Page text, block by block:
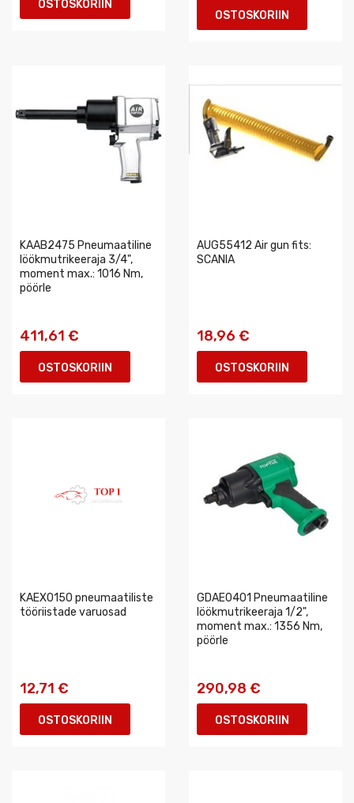
OSTOSKORIIN
OSTOSKORIIN
KAAB2475 Pneumaatiline
löökmutrikeeraja 3/4",
moment max.: 1016 Nm,
pöörle
411,61 €
OSTOSKORIIN
AUG55412 Air gun fits:
SCANIA
18,96 €
OSTOSKORIIN
KAEX0150 pneumaatiliste
tööriistade varuosad
12,71 €
OSTOSKORIIN
GDAE0401 Pneumaatiline
löökmutrikeeraja 1/2",
moment max.: 1356 Nm,
pöörle
290,98 €
OSTOSKORIIN